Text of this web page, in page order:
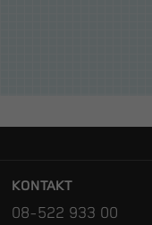
KONTAKT
08-522 933 00